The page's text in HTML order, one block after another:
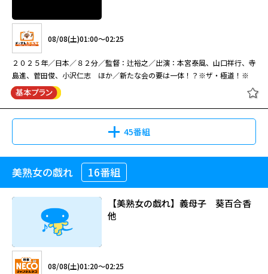
08/08(土)01:00～02:25
２０２５年／日本／８２分／監督：辻裕之／出演：本宮泰風、山口祥行、寺
島進、菅田俊、小沢仁志 ほか／新たな会の要は一体！？※ザ・極道！※
45番組
美熟女の戯れ 16番組
【美熟女の戯れ】義母子 葵百合香
他
08/08(土)01:20～02:25